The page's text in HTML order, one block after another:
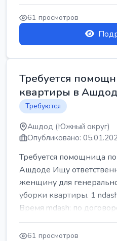
61 просмотров
Требуется
квартиры в
Требуются
Ашдод (Южный округ)
Опубликовано:
Требуется помощница
Ашдоде Ищу
женщину для
уборки квартиры. 1
Время mdash; по
61 просмотров